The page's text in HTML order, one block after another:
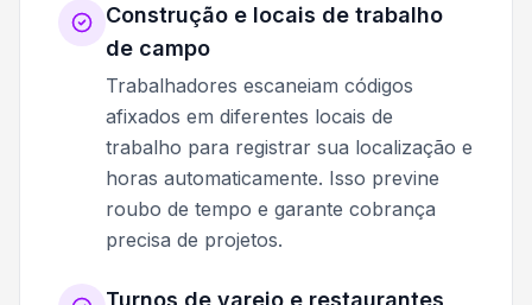
Construção e locais de trabalho
de campo
Trabalhadores escaneiam códigos
afixados em diferentes locais de
trabalho para registrar sua localização e
horas automaticamente. Isso previne
roubo de tempo e garante cobrança
precisa de projetos.
Turnos de varejo e restaurantes